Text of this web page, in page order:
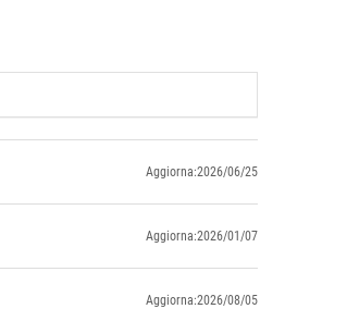
Aggiorna:2026/06/25
Aggiorna:2026/01/07
Aggiorna:2026/08/05